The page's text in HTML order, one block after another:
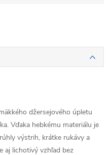
džersejového úpletu
Vďaka hebkému materiálu je
výstrih, krátke rukávy a
aj lichotivý vzhľad bez